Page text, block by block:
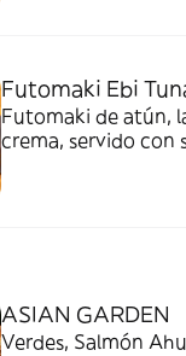
Futomaki Ebi
Futomaki de atún,
crema, servido con
ASIAN GARDEN
Verdes, Salmón